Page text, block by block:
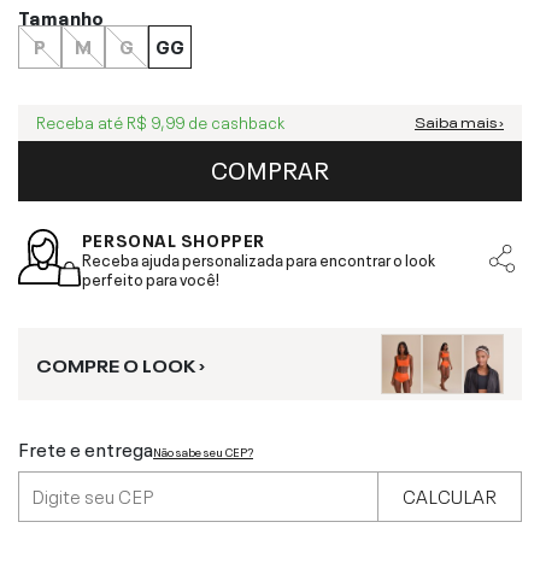
Tamanho
P
M G GG
Receba até R$ 9,99 de cashback Saiba mais ›
COMPRAR
PERSONAL SHOPPER
Receba ajuda personalizada para encontrar o look
perfeito para você!
COMPRE O LOOK ›
Frete e entregaNão sabe seu CEP?
CALCULAR